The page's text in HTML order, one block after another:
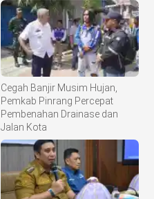
Cegah Banjir Musim Hujan,
Pemkab Pinrang Percepat
Pembenahan Drainase dan
Jalan Kota